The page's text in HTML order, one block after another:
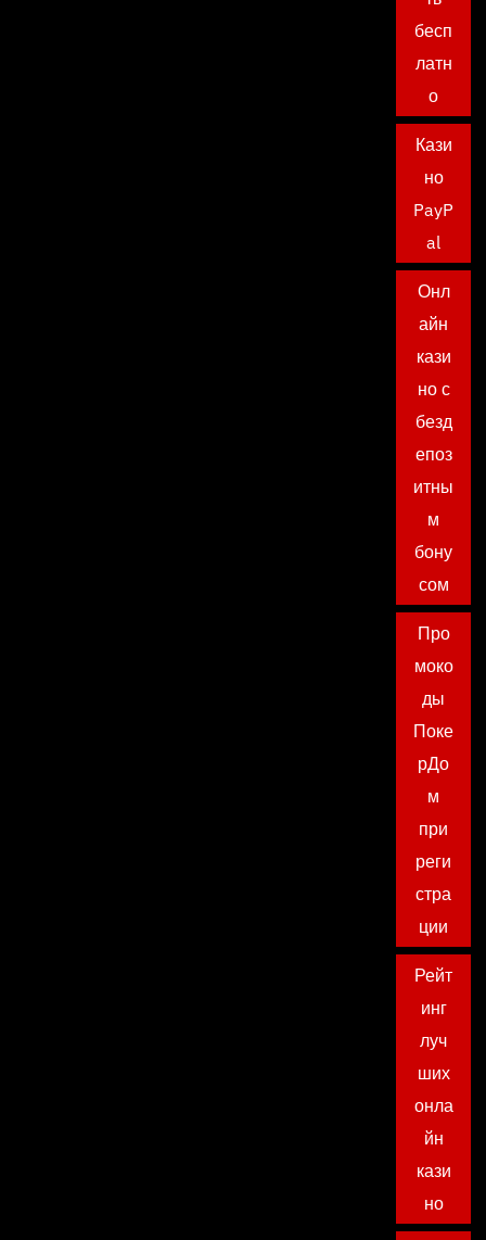
бесп
латн
о
Кази
но
PayP
al
Онл
айн
кази
но с
безд
епоз
итны
м
бону
сом
Про
моко
ды
Поке
рДо
м
при
реги
стра
ции
Рейт
инг
луч
ших
онла
йн
кази
но